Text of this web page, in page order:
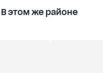
В этом же районе